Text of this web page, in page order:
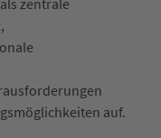
zentrale
auf.